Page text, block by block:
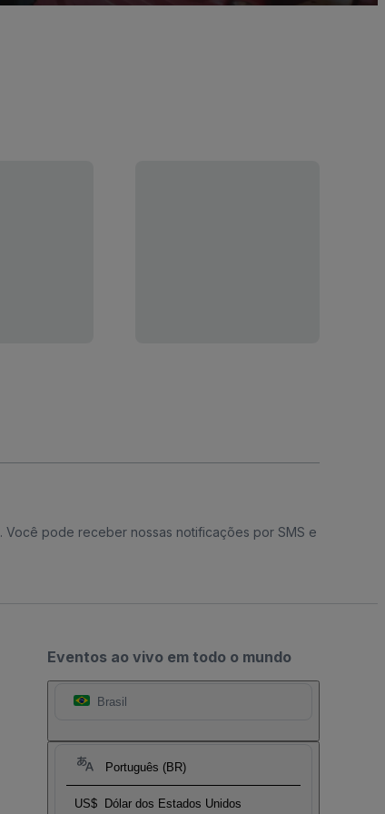
. Você pode receber nossas notificações por SMS e
Eventos ao vivo em todo o mundo
Brasil
Português (BR)
US$ Dólar dos Estados Unidos